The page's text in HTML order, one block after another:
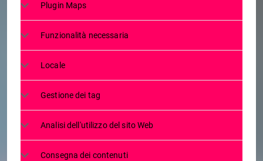
ATTUALITÀ
A PRATA CAMPORTACCIO APRE IL
PRIMO PUNTO UTENTE EVOLUTO
INPS DELLA PROVINCIA DI
9 GIUGNO 2025
privacyPlugin Maps
Funzionalità necessaria
Locale
Gestione dei tag
Analisi dell'utilizzo del sito Web
Consegna dei contenuti